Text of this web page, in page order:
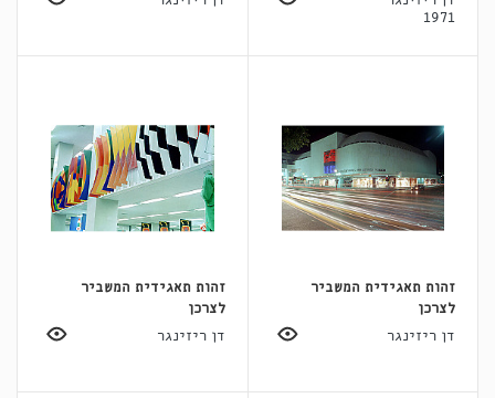
1971
זהות תאגידית המשביר
לצרכן
דן ריזינגר
זהות תאגידית המשביר
לצרכן
דן ריזינגר